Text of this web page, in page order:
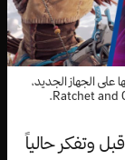
الجهاز الجديد،
وتفكر حالياً